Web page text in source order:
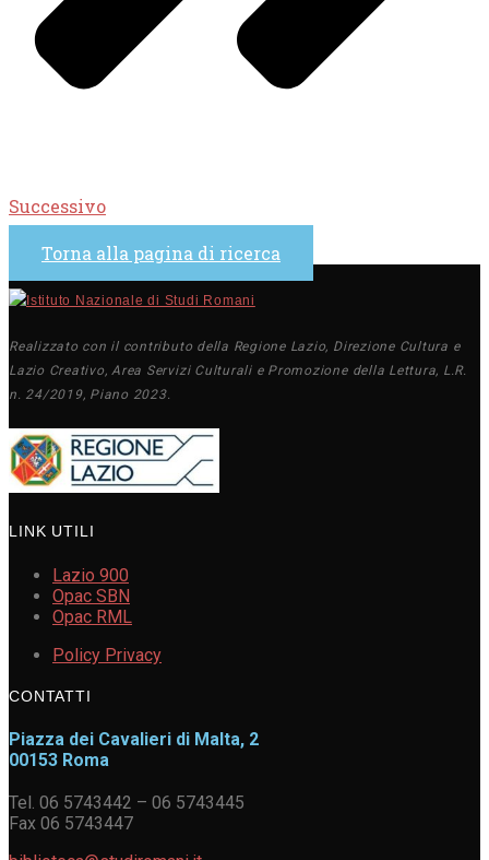
Successivo
Torna alla pagina di ricerca
Realizzato con il contributo della Regione Lazio, Direzione Cultura e
Lazio Creativo, Area Servizi Culturali e Promozione della Lettura, L.R.
n. 24/2019, Piano 2023.
LINK UTILI
Lazio 900
Opac SBN
Opac RML
Policy Privacy
CONTATTI
Piazza dei Cavalieri di Malta, 2
00153 Roma
Tel. 06 5743442 – 06 5743445
Fax 06 5743447